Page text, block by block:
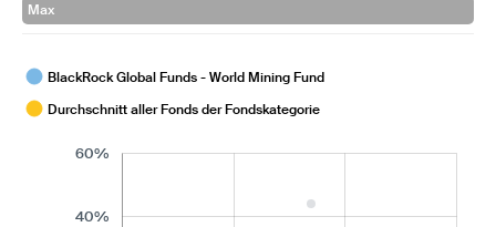
Max
BlackRock Global Funds - World Mining Fund
Durchschnitt aller Fonds der Fondskategorie
40%
60%